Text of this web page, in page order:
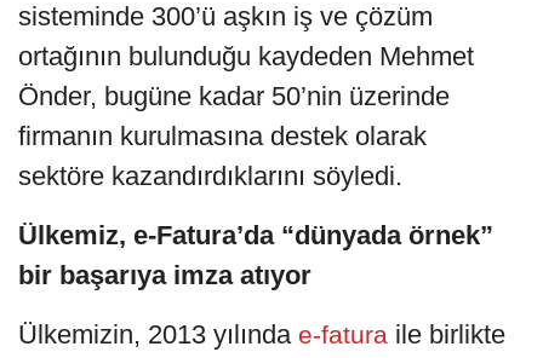
sisteminde 300’ü aşkın iş ve çözüm
ortağının bulunduğu kaydeden Mehmet
Önder, bugüne kadar 50’nin üzerinde
firmanın kurulmasına destek olarak
sektöre kazandırdıklarını söyledi.
Ülkemiz, e-Fatura’da “dünyada örnek”
bir başarıya imza atıyor
Ülkemizin, 2013 yılında e-fatura ile birlikte